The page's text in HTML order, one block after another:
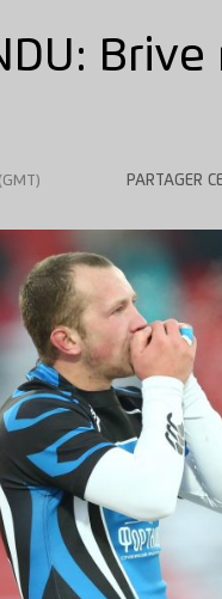
PARTAGER